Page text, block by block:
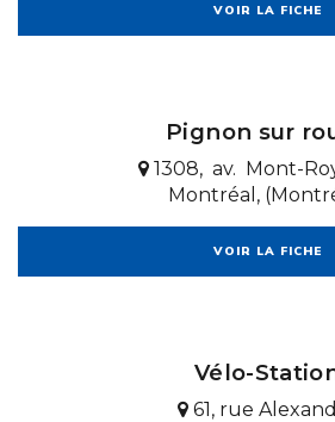
VOIR LA FICHE
Pignon sur
1308, av. Mont-
Montréal,
VOIR LA FICHE
Vélo-
61, rue